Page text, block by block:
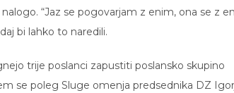
“Jaz se pogovarjam z enim, ona se z
bi lahko to naredili.
trije poslanci zapustiti poslansko skupino
se poleg Sluge omenja predsednika DZ